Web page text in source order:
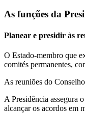
As funções da
Planear e presidir às
O Estado-membro que
comités permanentes,
As reuniões do
A Presidência assegura
alcançar os acordos em